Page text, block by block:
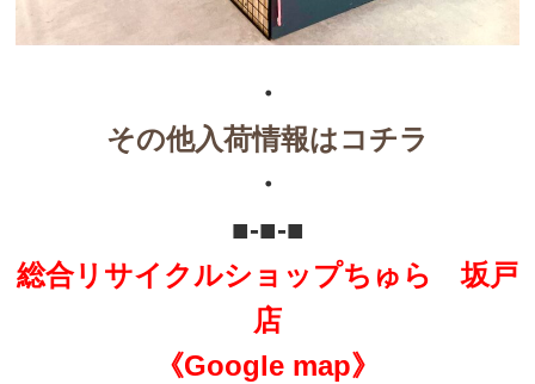
・
その他入荷情報はコチラ
・
■-■-■
総合リサイクルショップちゅら 坂戸
店
《Google map》